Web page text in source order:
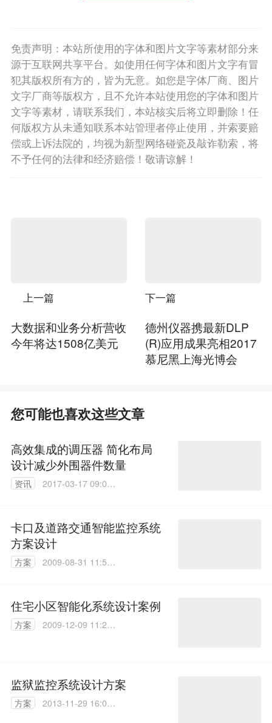
免责声明：本站所使用的字体和图片文字等素材部分来
源于互联网共享平台。如使用任何字体和图片文字有冒
犯其版权所有方的，皆为无意。如您是字体厂商、图片
文字厂商等版权方，且不允许本站使用您的字体和图片
文字等素材，请联系我们，本站核实后将立即删除！任
何版权方从未通知联系本站管理者停止使用，并索要赔
偿或上诉法院的，均视为新型网络碰瓷及敲诈勒索，将
不予任何的法律和经济赔偿！敬请谅解！
上一篇
大数据和业务分析营收
今年将达1508亿美元
下一篇
德州仪器携最新DLP
(R)应用成果亮相2017
慕尼黑上海光博会
您可能也喜欢这些文章
高效集成的调压器 简化布局
设计减少外围器件数量
资讯
2017-03-17 09:01:
卡口及道路交通智能监控系统
方案设计
方案
2009-08-31 11:54:
住宅小区智能化系统设计案例
方案
2009-12-09 11:24:
监狱监控系统设计方案
方案
2013-11-29 16:03: